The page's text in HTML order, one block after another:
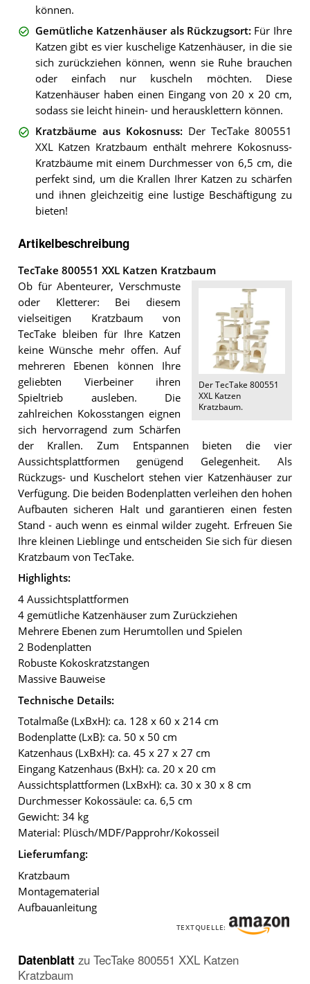
können.
Gemütliche Katzenhäuser als Rückzugsort: Für Ihre
Katzen gibt es vier kuschelige Katzenhäuser, in die sie
sich zurückziehen können, wenn sie Ruhe brauchen
oder einfach nur kuscheln möchten. Diese
Katzenhäuser haben einen Eingang von 20 x 20 cm,
sodass sie leicht hinein- und herausklettern können.
Kratzbäume aus Kokosnuss: Der TecTake 800551
XXL Katzen Kratzbaum enthält mehrere Kokosnuss-
Kratzbäume mit einem Durchmesser von 6,5 cm, die
perfekt sind, um die Krallen Ihrer Katzen zu schärfen
und ihnen gleichzeitig eine lustige Beschäftigung zu
bieten!
Artikelbeschreibung
TecTake 800551 XXL Katzen Kratzbaum
Der TecTake 800551
XXL Katzen
Kratzbaum.
Ob für Abenteurer, Verschmuste
oder Kletterer: Bei diesem
vielseitigen Kratzbaum von
TecTake bleiben für Ihre Katzen
keine Wünsche mehr offen. Auf
mehreren Ebenen können Ihre
geliebten Vierbeiner ihren
Spieltrieb ausleben. Die
zahlreichen Kokosstangen eignen
sich hervorragend zum Schärfen
der Krallen. Zum Entspannen bieten die vier
Aussichtsplattformen genügend Gelegenheit. Als
Rückzugs- und Kuschelort stehen vier Katzenhäuser zur
Verfügung. Die beiden Bodenplatten verleihen den hohen
Aufbauten sicheren Halt und garantieren einen festen
Stand - auch wenn es einmal wilder zugeht. Erfreuen Sie
Ihre kleinen Lieblinge und entscheiden Sie sich für diesen
Kratzbaum von TecTake.
Highlights:
4 Aussichtsplattformen
4 gemütliche Katzenhäuser zum Zurückziehen
Mehrere Ebenen zum Herumtollen und Spielen
2 Bodenplatten
Robuste Kokoskratzstangen
Massive Bauweise
Technische Details:
Totalmaße (LxBxH): ca. 128 x 60 x 214 cm
Bodenplatte (LxB): ca. 50 x 50 cm
Katzenhaus (LxBxH): ca. 45 x 27 x 27 cm
Eingang Katzenhaus (BxH): ca. 20 x 20 cm
Aussichtsplattformen (LxBxH): ca. 30 x 30 x 8 cm
Durchmesser Kokossäule: ca. 6,5 cm
Gewicht: 34 kg
Material: Plüsch/MDF/Papprohr/Kokosseil
Lieferumfang:
Kratzbaum
Montagematerial
Aufbauanleitung
TEXTQUELLE:
Datenblatt zu TecTake 800551 XXL Katzen
Kratzbaum